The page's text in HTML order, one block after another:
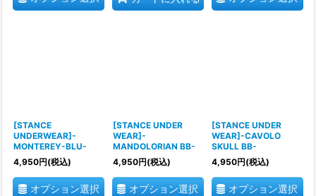
[STANCE
UNDERWEAR]-
MONTEREY-BLU-
4,950円(税込)
オプション選択
[STANCE UNDER
WEAR]-
MANDOLORIAN BB-
4,950円(税込)
オプション選択
[STANCE UNDER
WEAR]-CAVOLO
SKULL BB-
4,950円(税込)
オプション選択